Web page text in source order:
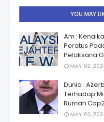
YOU MAY
Am :
Peratus
Pelaksana
MAY 02,
Dunia :
Terhadap
Rumah
MAY 02,